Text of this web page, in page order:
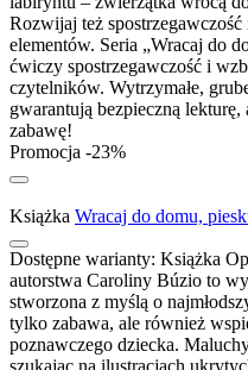
Rozwijaj też
elementów. Seria „Wracaj do
ćwiczy spostrzegawczość i
czytelników. Wytrzymałe,
gwarantują bezpieczną
zabawę!
Promocja -23%
Książka Wracaj do domu,
Dostępne warianty: Książka
autorstwa Caroliny Búzio to
stworzona z myślą o
tylko zabawa, ale również
poznawczego dziecka.
szukając na ilustracjach